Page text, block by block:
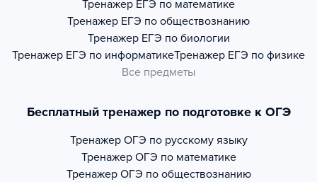
Тренажер ЕГЭ по математике
Тренажер ЕГЭ по обществознанию
Тренажер ЕГЭ по биологии
Тренажер ЕГЭ по информатикеТренажер ЕГЭ по физике
Все предметы
Бесплатный тренажер по подготовке к ОГЭ
Тренажер ОГЭ по русскому языку
Тренажер ОГЭ по математике
Тренажер ОГЭ по обществознанию